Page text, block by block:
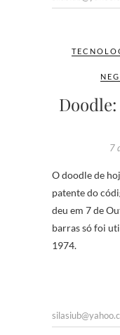
7
O doodle de
patente do
deu em 7 de
barras só foi
1974.